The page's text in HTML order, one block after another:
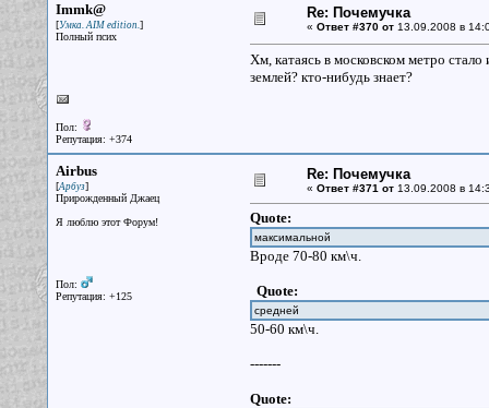
Immk@
[Умка. AIM edition.]
Полный псих
Пол:
Репутация: +374
Re: Почемучка
« Ответ #370 от13.09.2008 в
Хм, катаясь в московском метро
землей? кто-нибудь знает?
Airbus
[Арбуз]
Прирожденный Джаец
Я люблю этот Форум!
Пол:
Репутация: +125
Re: Почемучка
« Ответ #371 от13.09.2008 в
Quote:
максимальной
Вроде 70-80 км\ч.
Quote:
средней
50-60 км\ч.
-------
Quote: